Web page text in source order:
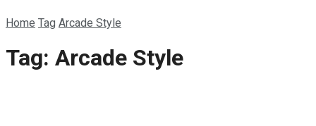
Home Tag Arcade Style
Tag: Arcade Style